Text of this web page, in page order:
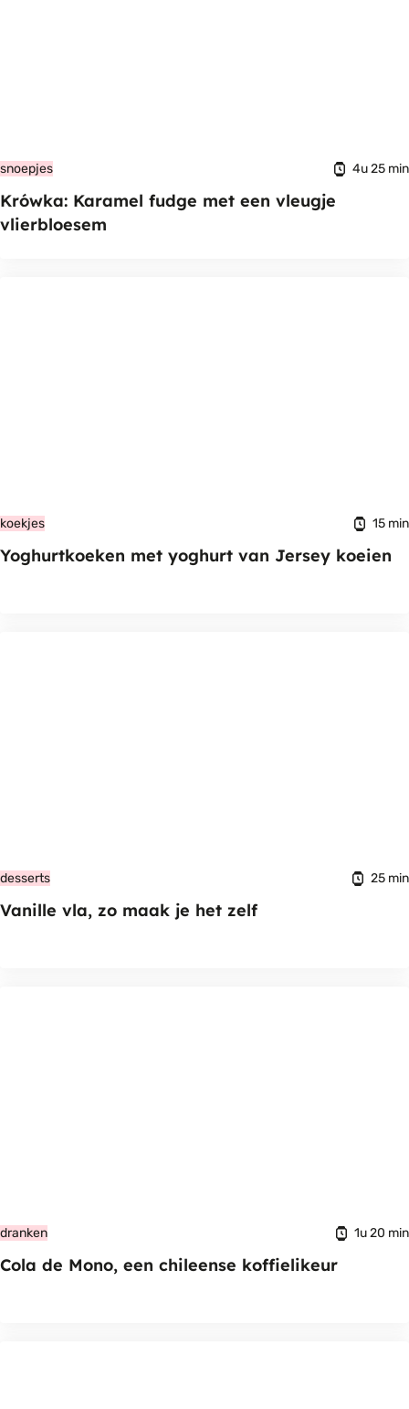
snoepjes 4u 25 min
Krówka: Karamel fudge met een vleugje
vlierbloesem
koekjes 15 min
Yoghurtkoeken met yoghurt van Jersey koeien
desserts 25 min
Vanille vla, zo maak je het zelf
dranken 1u 20 min
Cola de Mono, een chileense koffielikeur